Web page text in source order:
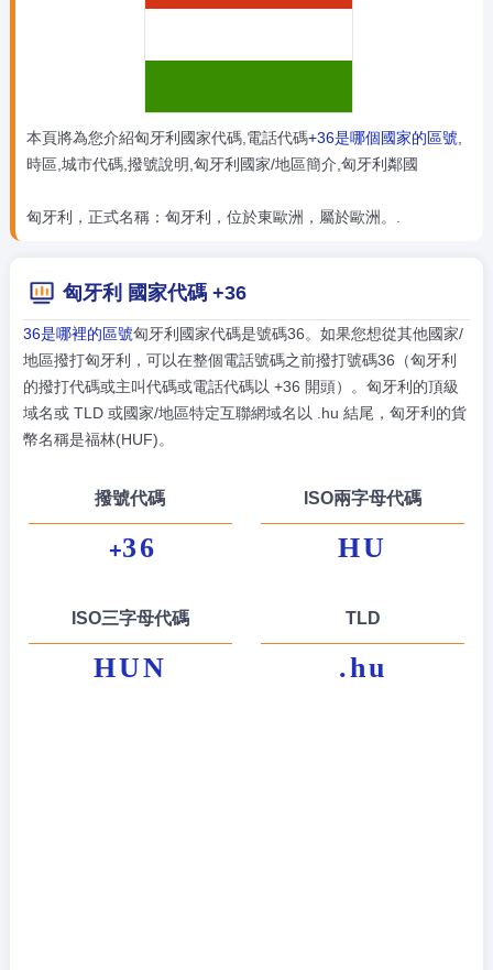
本頁將為您介紹匈牙利國家代碼,電話代碼+36是哪個國家的區號
時區,城市代碼,撥號說明,匈牙利國家/地區簡介,匈牙利鄰國
匈牙利，正式名稱：匈牙利，位於東歐洲，屬於歐洲。.
匈牙利 國家代碼 +36
36是哪裡的區號匈牙利國家代碼是號碼36。如果您想從其他國家/
地區撥打匈牙利，可以在整個電話號碼之前撥打號碼36（匈牙利
的撥打代碼或主叫代碼或電話代碼以 +36 開頭）。匈牙利的頂級
域名或 TLD 或國家/地區特定互聯網域名以 .hu 結尾，匈牙利的貨
幣名稱是福林(HUF)。
撥號代碼
+36
ISO兩字母代碼
HU
ISO三字母代碼
HUN
TLD
.hu